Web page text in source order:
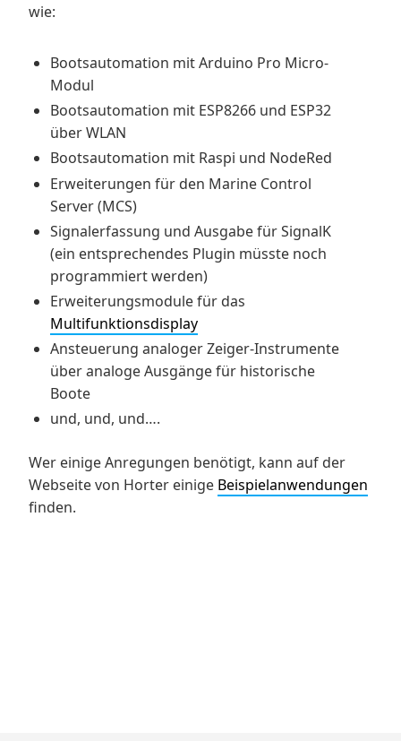
wie:
Bootsautomation mit Arduino Pro Micro-
Modul
Bootsautomation mit ESP8266 und ESP32
über WLAN
Bootsautomation mit Raspi und NodeRed
Erweiterungen für den Marine Control
Server (MCS)
Signalerfassung und Ausgabe für SignalK
(ein entsprechendes Plugin müsste noch
programmiert werden)
Erweiterungsmodule für das
Multifunktionsdisplay
Ansteuerung analoger Zeiger-Instrumente
über analoge Ausgänge für historische
Boote
und, und, und….
Wer einige Anregungen benötigt, kann auf der
Webseite von Horter einige Beispielanwendungen
finden.